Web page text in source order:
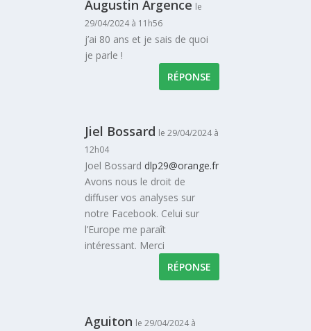
Augustin Argence le
29/04/2024 à 11h56
j’ai 80 ans et je sais de quoi
je parle !
RÉPONSE
Jiel Bossard le 29/04/2024 à
12h04
Joel Bossard dlp29@orange.fr
Avons nous le droit de
diffuser vos analyses sur
notre Facebook. Celui sur
l’Europe me paraît
intéressant. Merci
RÉPONSE
Aguiton le 29/04/2024 à